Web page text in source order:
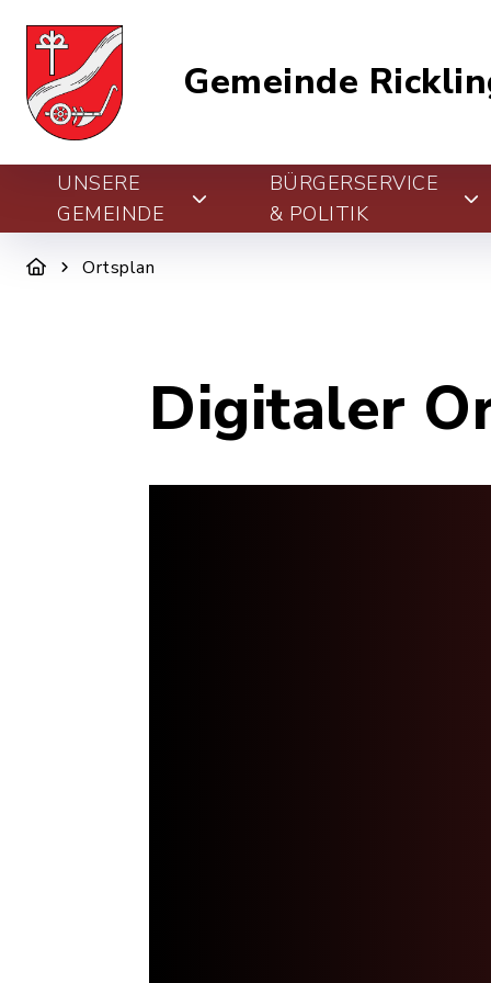
Gemeinde
UNSERE
GEMEINDE
BÜRGERSERVICE
& POLITIK
Ortsplan
Digitaler